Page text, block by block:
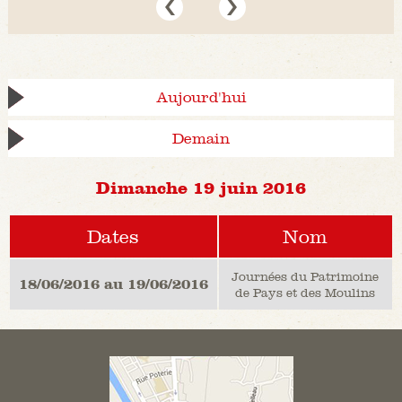
Aujourd'hui
Demain
Dimanche 19 juin 2016
Dates Nom
18/06/2016 au 19/06/2016
Journées du Patrimoine
de Pays et des Moulins